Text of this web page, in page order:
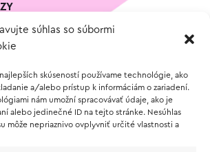
súhlas so súbormi
skúseností používame technológie, ako
a/alebo prístup k informáciám o zariadení.
nám umožní spracovávať údaje, ako je
alebo jedinečné ID na tejto stránke. Nesúhlas
môže nepriaznivo ovplyvniť určité vlastnosti a